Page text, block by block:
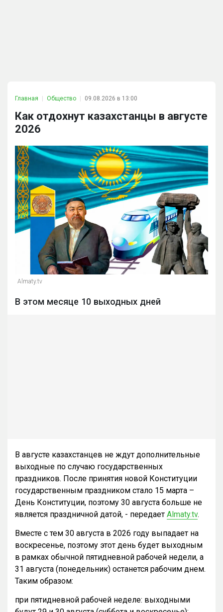
Главная Общество 09.08.2026 в 13:00
Как отдохнут казахстанцы в августе
2026
Almaty.tv
В этом месяце 10 выходных дней
В августе казахстанцев не ждут дополнительные
выходные по случаю государственных
праздников. После принятия новой Конституции
государственным праздником стало 15 марта –
День Конституции, поэтому 30 августа больше не
является праздничной датой, - передает Almaty.tv.
Вместе с тем 30 августа в 2026 году выпадает на
воскресенье, поэтому этот день будет выходным
в рамках обычной пятидневной рабочей недели, а
31 августа (понедельник) останется рабочим днем.
Таким образом:
при пятидневной рабочей неделе: выходными